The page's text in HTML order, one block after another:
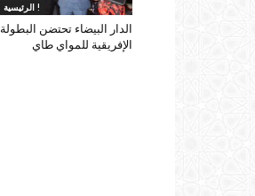
الرئيسية !
الدار البيضاء تحتضن البطولة
الإفريقية للمواي طاي